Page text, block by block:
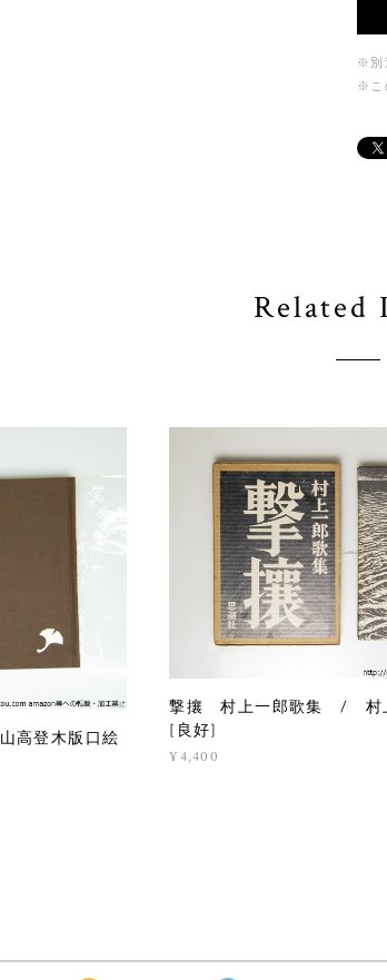
※別
※こ
Related
登木版口絵
撃攘 村上一郎歌集 /
[良好]
¥4,400